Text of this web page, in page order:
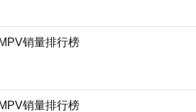
销量排行榜
销量排行榜